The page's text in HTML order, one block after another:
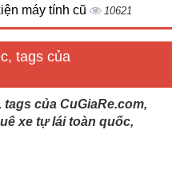
máy tính cũ 10621
tags của
của CuGiaRe.com,
xe tự lái toàn quốc,